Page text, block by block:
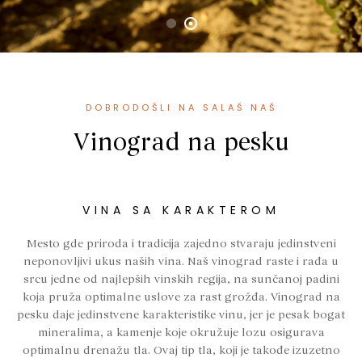
DOBRODOŠLI NA SALAŠ NAŠ
Vinograd na pesku
VINA SA KARAKTEROM
Mesto gde priroda i tradicija zajedno stvaraju jedinstveni
neponovljivi ukus naših vina. Naš vinograd raste i rađa u
srcu jedne od najlepših vinskih regija, na sunčanoj padini
koja pruža optimalne uslove za rast grožđa. Vinograd na
pesku daje jedinstvene karakteristike vinu, jer je pesak bogat
mineralima, a kamenje koje okružuje lozu osigurava
optimalnu drenažu tla. Ovaj tip tla, koji je takođe izuzetno